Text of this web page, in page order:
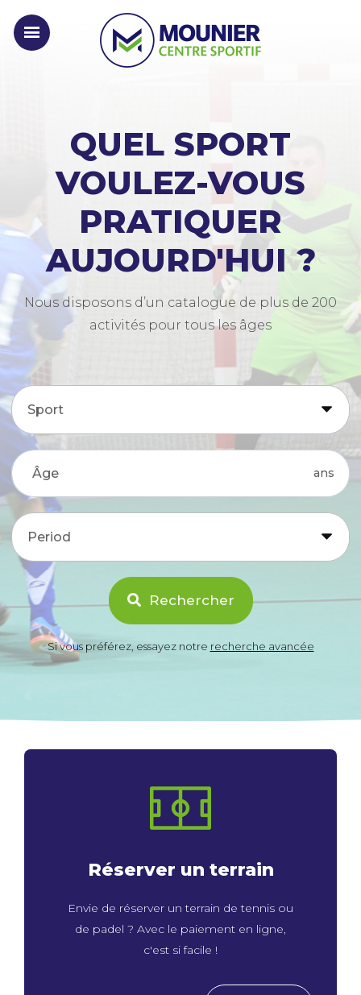
QUEL SPORT
VOULEZ-VOUS
PRATIQUER
AUJOURD'HUI ?
Nous disposons d’un catalogue de plus de 200
activités pour tous les âges
Sport
ans
Period
Rechercher
Si vous préférez, essayez notre recherche avancée
Réserver un terrain
Envie de réserver un terrain de tennis ou
de padel ? Avec le paiement en ligne,
c'est si facile !